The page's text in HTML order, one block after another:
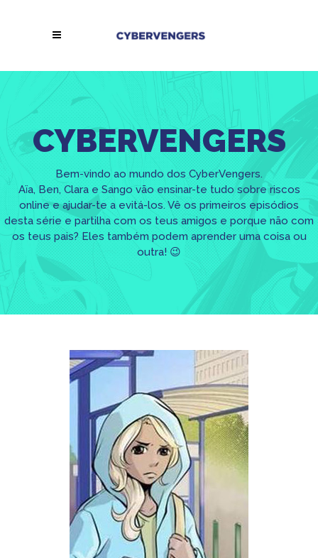
CYBERVENGERS
Bem-vindo ao mundo dos CyberVengers.
Aïa, Ben, Clara e Sango vão ensinar-te tudo sobre riscos
online e ajudar-te a evitá-los. Vê os primeiros episódios
desta série e partilha com os teus amigos e porque não com
os teus pais? Eles também podem aprender uma coisa ou
outra! 😉